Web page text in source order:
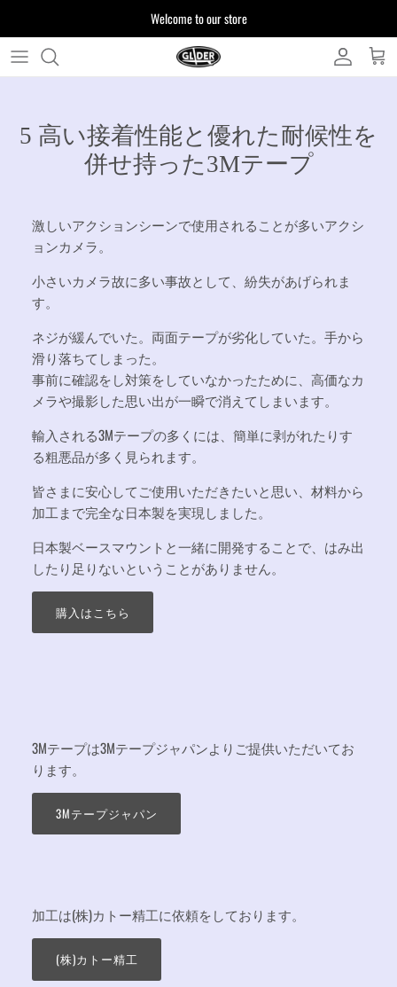
content
Welcome to our store
お客様からいただいたご質問をまとめており
ます
注文について 製品について
5 高い接着性能と優れた耐候性を
併せ持った3Mテープ
激しいアクションシーンで使用されることが多いアクシ
ョンカメラ。
小さいカメラ故に多い事故として、紛失があげられま
す。
ネジが緩んでいた。両面テープが劣化していた。手から
滑り落ちてしまった。
事前に確認をし対策をしていなかったために、高価なカ
メラや撮影した思い出が一瞬で消えてしまいます。
輸入される3Mテープの多くには、 簡単に剥がれたりす
る粗悪品が多く見られます。
皆さまに安心してご使用いただきたいと思い、 材料から
加工まで完全な日本製を実現しました。
日本製ベースマウントと一緒に開発することで、はみ出
したり足りないということがありません。
購入はこちら
3Mテープは3Mテープジャパンよりご提供いただいてお
ります。
3Mテープジャパン
加工は(株)カトー精工に依頼をしております。
(株)カトー精工